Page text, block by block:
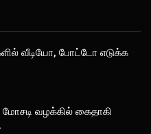
வீடியோ, போட்டோ எடுக்க
வழக்கில் கைதாகி